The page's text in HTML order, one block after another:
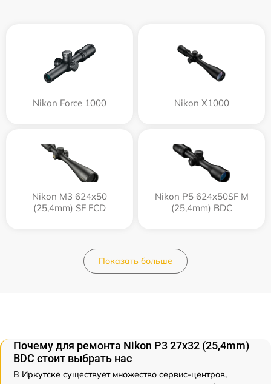
Nikon Force 1000 Nikon X1000
Nikon M3 624x50
(25,4mm) SF FCD
Nikon P5 624x50SF M
(25,4mm) BDC
Показать больше
Почему для ремонта Nikon P3 27x32 (25,4mm)
BDC стоит выбрать нас
В Иркутске существует множество сервис-центров,